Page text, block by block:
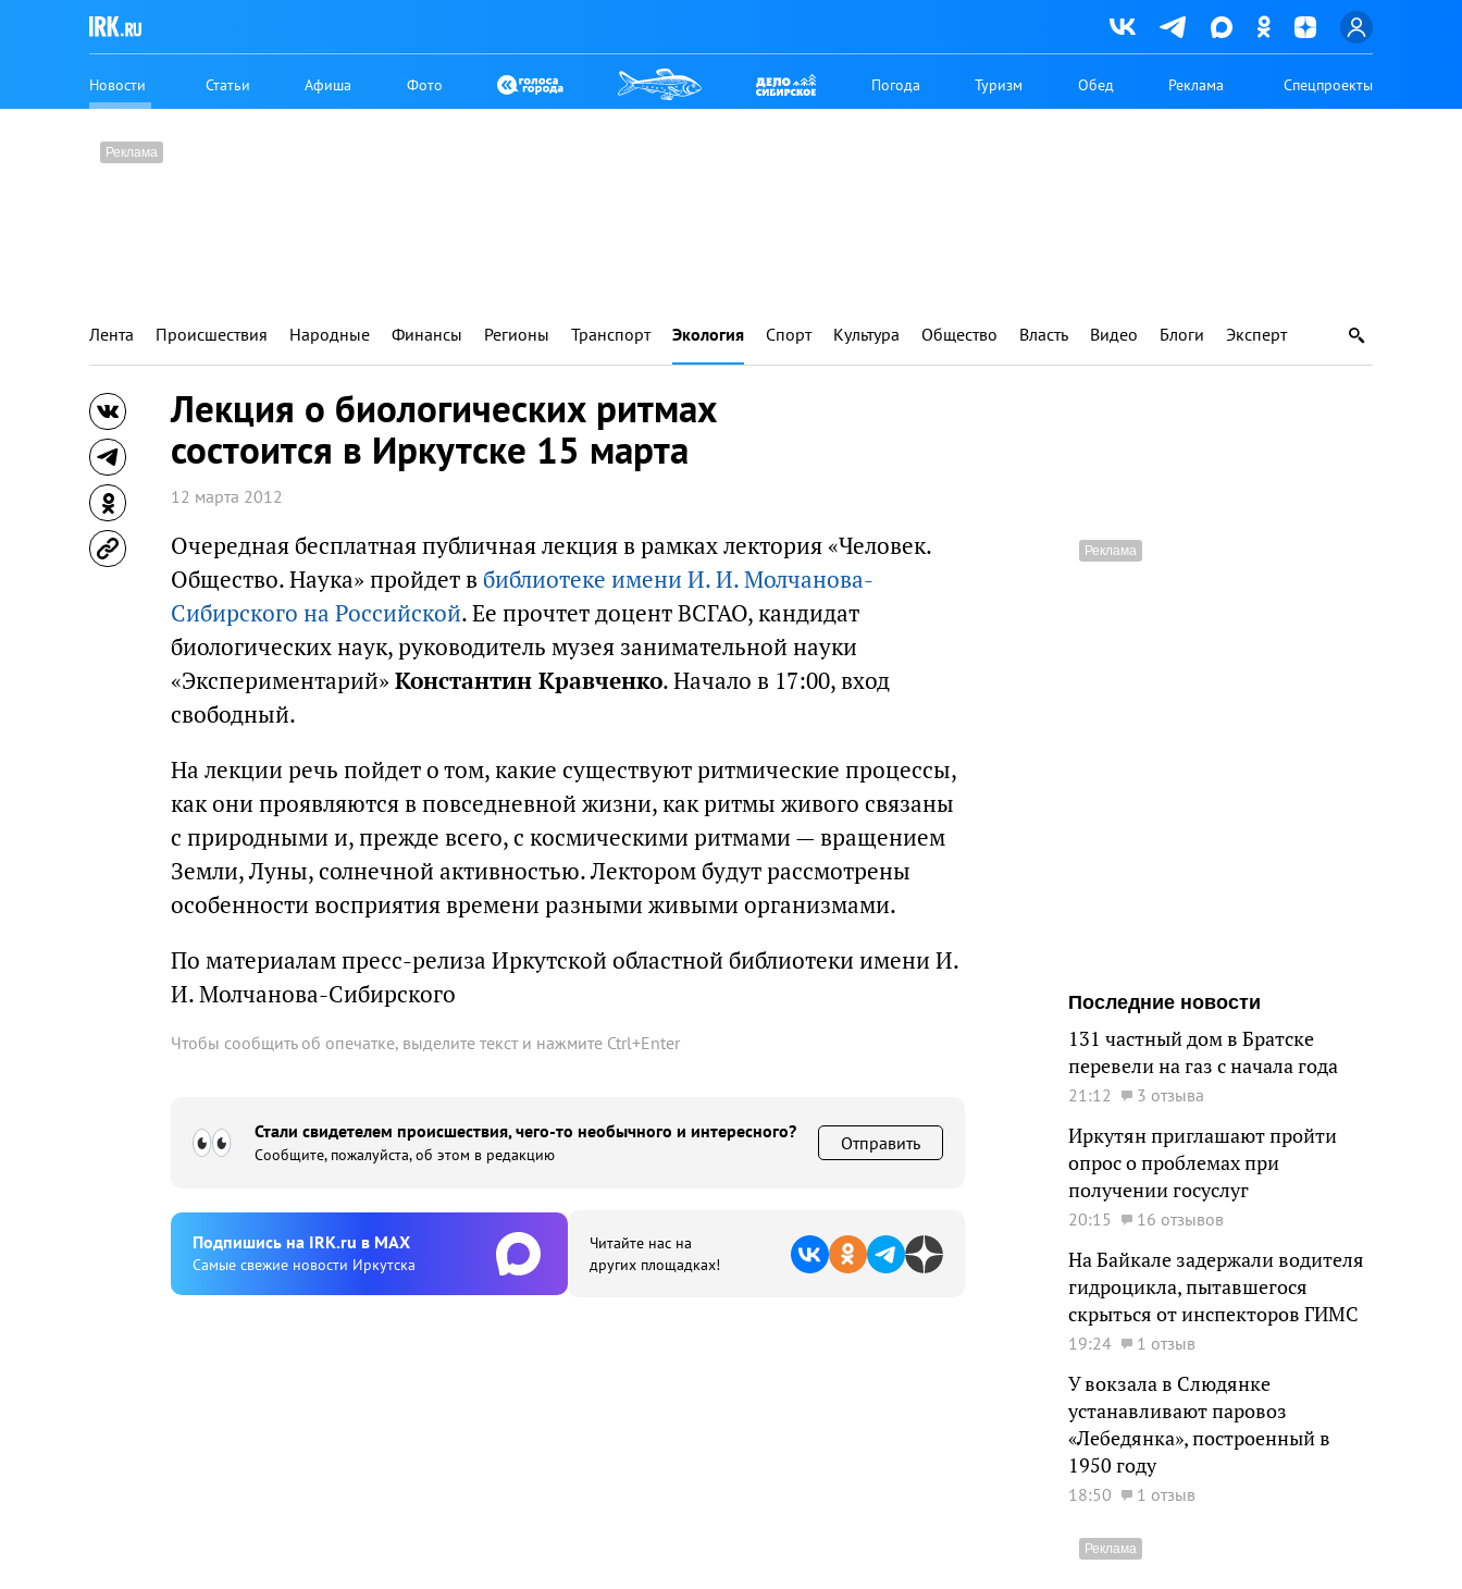
Новости Статьи Афиша Фото Погода Туризм Обед Реклама Спецпроекты
Лента Происшествия Народные Финансы Регионы Транспорт Экология Спорт Культура Общество Власть Видео Блоги Эксперт
Лекция о биологических ритмах
состоится в Иркутске 15 марта
12 марта 2012
Очередная бесплатная публичная лекция в рамках лектория «Человек.
Общество. Наука» пройдет в библиотеке имени И. И. Молчанова-
Сибирского на Российской. Ее прочтет доцент ВСГАО, кандидат
биологических наук, руководитель музея занимательной науки
«Экспериментарий»Константин Кравченко. Начало в 17:00, вход
свободный.
На лекции речь пойдет о том, какие существуют ритмические процессы,
как они проявляются в повседневной жизни, как ритмы живого связаны
с природными и, прежде всего, с космическими ритмами — вращением
Земли, Луны, солнечной активностью. Лектором будут рассмотрены
особенности восприятия времени разными живыми организмами.
По материалам пресс-релиза Иркутской областной библиотеки имени И.
И. Молчанова-Сибирского
Чтобы сообщить об опечатке, выделите текст и нажмите Ctrl+Enter
Стали свидетелем происшествия, чего-то необычного и интересного?
Сообщите, пожалуйста, об этом в редакцию
Отправить
Подпишиcь на IRK.ru в MAX
Cамые свежие новости Иркутска
Читайте нас на
других площадках!
Последние новости
131 частный дом в Братске
перевели на газ с начала года
21:12 3 отзыва
Иркутян приглашают пройти
опрос о проблемах при
получении госуслуг
20:15 16 отзывов
На Байкале задержали водителя
гидроцикла, пытавшегося
скрыться от инспекторов ГИМС
19:24 1 отзыв
У вокзала в Слюдянке
устанавливают паровоз
«Лебедянка», построенный в
1950 году
18:50 1 отзыв